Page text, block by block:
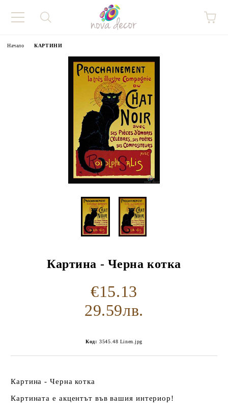
Начало КАРТИНИ
Картина - Черна котка
€15.13
29.59лв.
Код: 3545.48 Linen.jpg
Картина - Черна котка
Картината е акцентът във вашия интериор!